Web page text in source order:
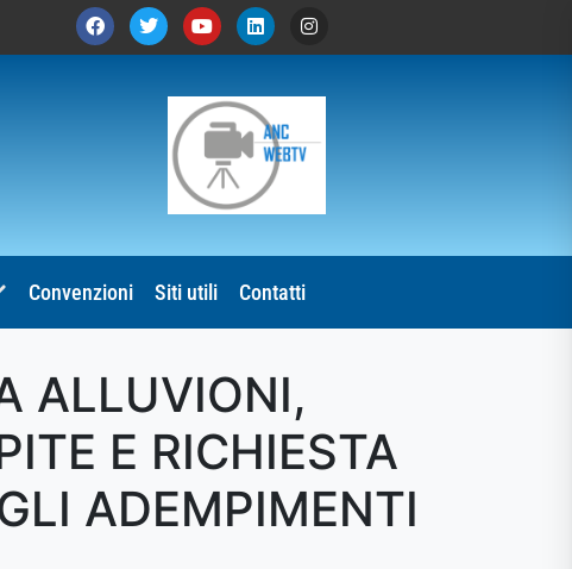
Convenzioni Siti utili Contatti
ALLUVIONI,
E RICHIESTA
ADEMPIMENTI